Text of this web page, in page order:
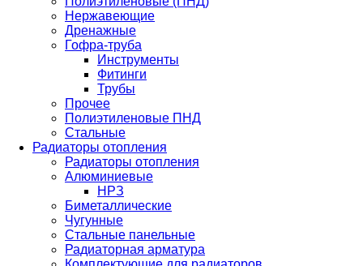
Нержавеющие
Дренажные
Гофра-труба
Инструменты
Фитинги
Трубы
Прочее
Полиэтиленовые ПНД
Стальные
Радиаторы отопления
Радиаторы отопления
Алюминиевые
НРЗ
Биметаллические
Чугунные
Стальные панельные
Радиаторная арматура